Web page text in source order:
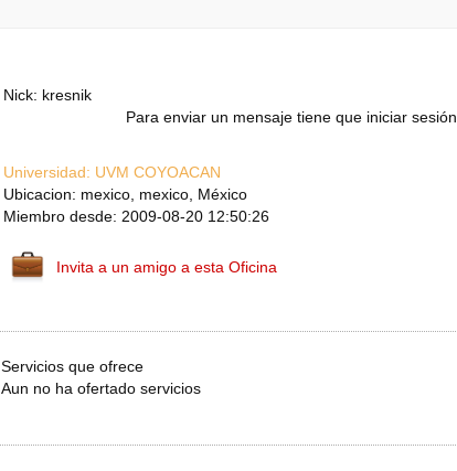
Nick: kresnik
Para enviar un mensaje tiene que iniciar sesión
Universidad: UVM COYOACAN
Ubicacion: mexico, mexico, México
Miembro desde: 2009-08-20 12:50:26
Invita a un amigo a esta Oficina
Servicios que ofrece
Aun no ha ofertado servicios